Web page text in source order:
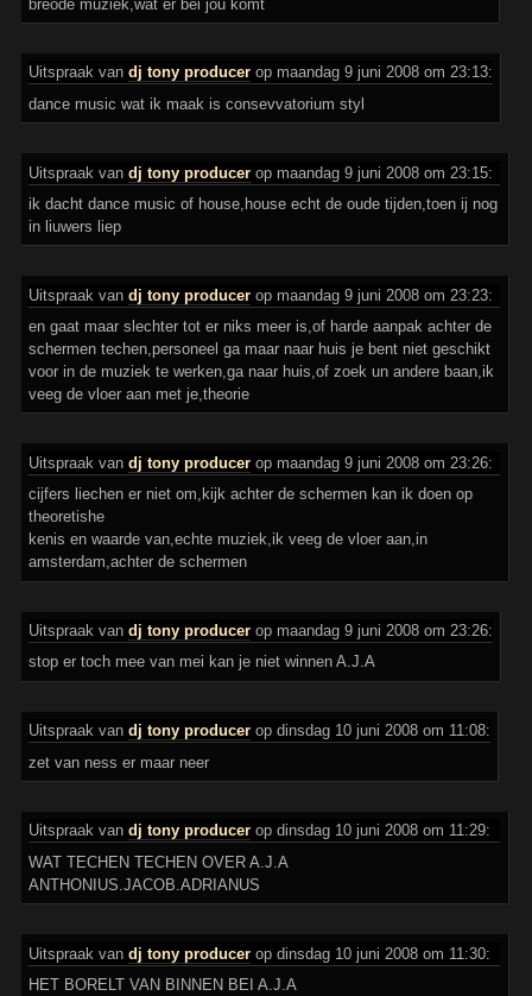
breode muziek,wat er bei jou komt
Uitspraak vandj tony producer op maandag 9 juni 2008 om 23:13:
dance music wat ik maak is consevvatorium styl
Uitspraak vandj tony producer op maandag 9 juni 2008 om 23:15:
ik dacht dance music of house,house echt de oude tijden,toen ij nog
in liuwers liep
Uitspraak vandj tony producer op maandag 9 juni 2008 om 23:23:
en gaat maar slechter tot er niks meer is,of harde aanpak achter de
schermen techen,personeel ga maar naar huis je bent niet geschikt
voor in de muziek te werken,ga naar huis,of zoek un andere baan,ik
veeg de vloer aan met je,theorie
Uitspraak vandj tony producer op maandag 9 juni 2008 om 23:26:
cijfers liechen er niet om,kijk achter de schermen kan ik doen op
theoretishe
kenis en waarde van,echte muziek,ik veeg de vloer aan,in
amsterdam,achter de schermen
Uitspraak vandj tony producer op maandag 9 juni 2008 om 23:26:
stop er toch mee van mei kan je niet winnen A.J.A
Uitspraak vandj tony producer op dinsdag 10 juni 2008 om 11:08:
zet van ness er maar neer
Uitspraak vandj tony producer op dinsdag 10 juni 2008 om 11:29:
WAT TECHEN TECHEN OVER A.J.A
ANTHONIUS.JACOB.ADRIANUS
Uitspraak vandj tony producer op dinsdag 10 juni 2008 om 11:30:
HET BORELT VAN BINNEN BEI A.J.A